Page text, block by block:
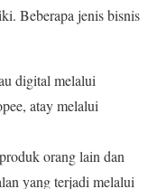
Beberapa jenis bisnis
digital melalui
atay melalui
orang lain dan
yang terjadi melalui